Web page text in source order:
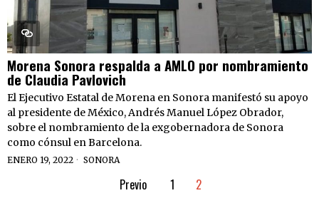
Morena Sonora respalda a AMLO por nombramiento
de Claudia Pavlovich
El Ejecutivo Estatal de Morena en Sonora manifestó su apoyo
al presidente de México, Andrés Manuel López Obrador,
sobre el nombramiento de la exgobernadora de Sonora
como cónsul en Barcelona.
ENERO 19, 2022 SONORA
Previo 1 2